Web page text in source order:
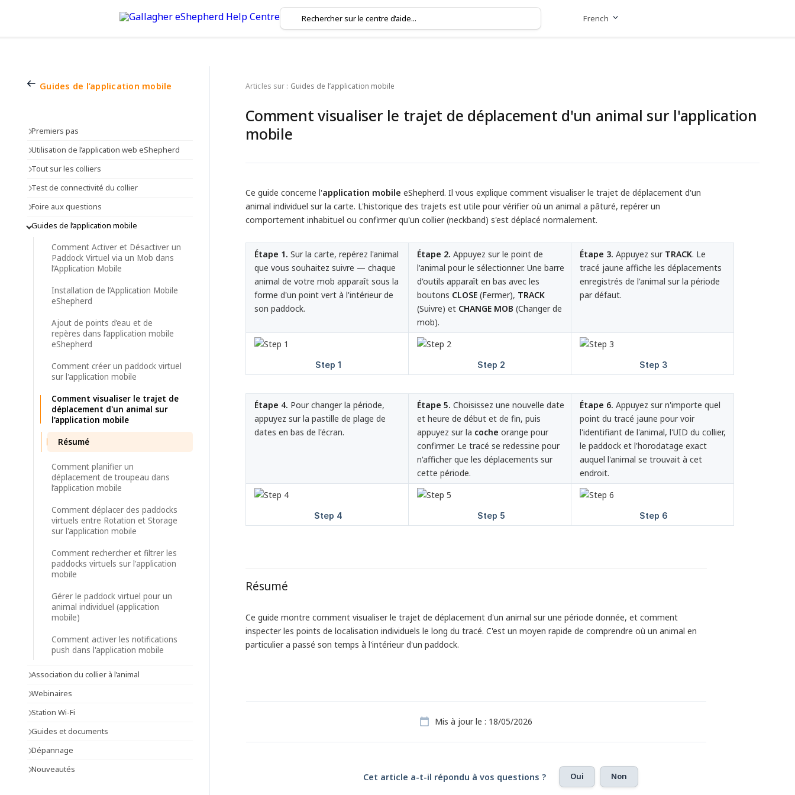
French
Guides de l’application mobile
Premiers pas
Utilisation de l’application web eShepherd
Tout sur les colliers
Test de connectivité du collier
Foire aux questions
Guides de l’application mobile
Comment Activer et Désactiver un
Paddock Virtuel via un Mob dans
l’Application Mobile
Installation de l’Application Mobile
eShepherd
Ajout de points d’eau et de
repères dans l’application mobile
eShepherd
Comment créer un paddock virtuel
sur l'application mobile
Comment visualiser le trajet de
déplacement d'un animal sur
l'application mobile
Résumé
Comment planifier un
déplacement de troupeau dans
l’application mobile
Comment déplacer des paddocks
virtuels entre Rotation et Storage
sur l'application mobile
Comment rechercher et filtrer les
paddocks virtuels sur l'application
mobile
Gérer le paddock virtuel pour un
animal individuel (application
mobile)
Comment activer les notifications
push dans l'application mobile
Association du collier à l’animal
Webinaires
Station Wi-Fi
Guides et documents
Dépannage
Nouveautés
Articles sur : Guides de l’application mobile
Comment visualiser le trajet de déplacement d'un animal sur l'application
mobile
Ce guide concerne l'application mobile eShepherd. Il vous explique comment visualiser le trajet de déplacement d'un
animal individuel sur la carte. L'historique des trajets est utile pour vérifier où un animal a pâturé, repérer un
comportement inhabituel ou confirmer qu'un collier (neckband) s'est déplacé normalement.
Étape 1. Sur la carte, repérez l'animal
que vous souhaitez suivre — chaque
animal de votre mob apparaît sous la
forme d'un point vert à l'intérieur de
son paddock.
Étape 2. Appuyez sur le point de
l'animal pour le sélectionner. Une barre
d'outils apparaît en bas avec les
boutons CLOSE (Fermer), TRACK
(Suivre) et CHANGE MOB (Changer de
mob).
Étape 3. Appuyez sur TRACK. Le
tracé jaune affiche les déplacements
enregistrés de l'animal sur la période
par défaut.
Étape 4. Pour changer la période,
appuyez sur la pastille de plage de
dates en bas de l'écran.
Étape 5. Choisissez une nouvelle date
et heure de début et de fin, puis
appuyez sur la coche orange pour
confirmer. Le tracé se redessine pour
n'afficher que les déplacements sur
cette période.
Étape 6. Appuyez sur n'importe quel
point du tracé jaune pour voir
l'identifiant de l'animal, l'UID du collier,
le paddock et l'horodatage exact
auquel l'animal se trouvait à cet
endroit.
Résumé
Ce guide montre comment visualiser le trajet de déplacement d'un animal sur une période donnée, et comment
inspecter les points de localisation individuels le long du tracé. C'est un moyen rapide de comprendre où un animal en
particulier a passé son temps à l'intérieur d'un paddock.
Mis à jour le : 18/05/2026
Cet article a-t-il répondu à vos questions ? Oui Non